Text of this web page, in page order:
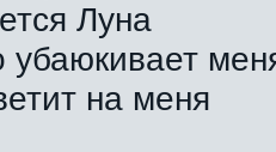
Луна
убаюкивает
на меня